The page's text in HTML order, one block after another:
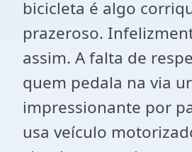
bicicleta é algo
prazeroso.
assim. A falta de
quem pedala na via
impressionante por
usa veículo